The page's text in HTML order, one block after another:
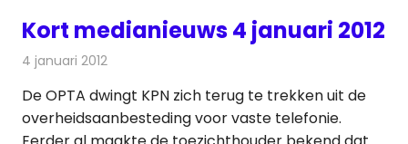
Kort medianieuws 4 januari 2012
4 januari 2012
De OPTA dwingt KPN zich terug te trekken uit de
overheidsaanbesteding voor vaste telefonie.